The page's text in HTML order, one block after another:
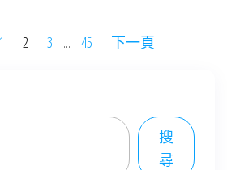
1 2 3 ... 45 下一頁
搜
尋